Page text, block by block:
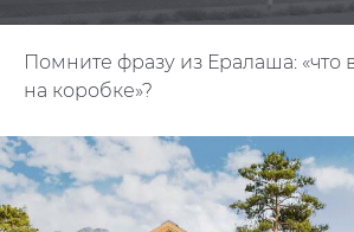
Помните фразу из Ералаша: «что
на коробке»?